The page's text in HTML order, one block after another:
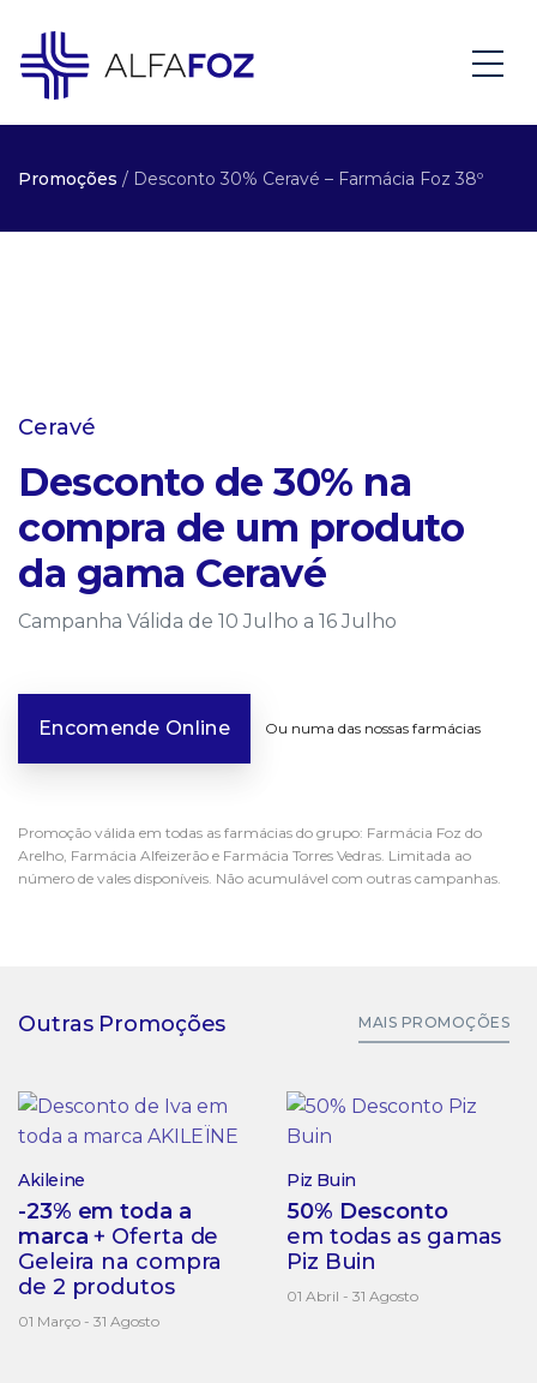
Promoções / Desconto 30% Ceravé – Farmácia Foz 38º
Ceravé
Desconto de 30% na
compra de um produto
da gama Ceravé
Campanha Válida de 10 Julho a 16 Julho
Encomende Online Ou numa das nossas farmácias
Promoção válida em todas as farmácias do grupo: Farmácia Foz do
Arelho, Farmácia Alfeizerão e Farmácia Torres Vedras. Limitada ao
número de vales disponíveis. Não acumulável com outras campanhas.
Outras Promoções MAIS PROMOÇÕES
Akileine
-23% em toda a
marca + Oferta de
Geleira na compra
de 2 produtos
01 Março - 31 Agosto
Piz Buin
50% Desconto
em todas as gamas
Piz Buin
01 Abril - 31 Agosto